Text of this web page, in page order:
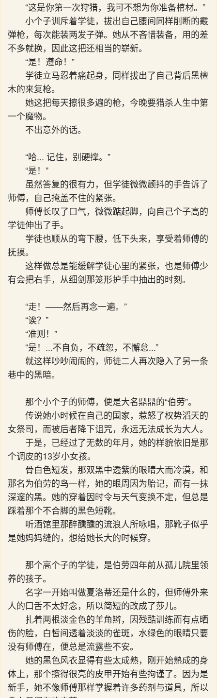
“这是你第一次狩猎，我可不想为你准备棺材。”
小个子训斥着学徒，拔出自己腰间同样削断的霰
弹枪，每次能装两发子弹。她从不吝惜装备，用的差
不多就换，因此这把还相当的崭新。
“是！遵命！”
学徒立马忍着痛起身，同样拔出了自己背后黑檀
木的来复枪。
她这把每天擦很多遍的枪，今晚要猎杀人生中第
一个魔物。
不出意外的话。
“哈... 记住，别硬撑。”
“是！”
虽然答复的很有力，但学徒微微颤抖的手告诉了
师傅，自己掩盖不住的紧张。
师傅长叹了口气，微微踮起脚，向自己个子高的
学徒伸出了手。
学徒也顺从的弯下腰，低下头来，享受着师傅的
抚摸。
这样做总是能缓解学徒心里的紧张，也是师傅少
有会把右手，从细剑那笼形护手中抽出的时刻。
“走！——然后再念一遍。”
“诶？”
“准则！”
“是！...不自负，不疏忽，不懈怠...”
就这样吵吵闹闹的，师徒二人再次隐入了另一条
巷中的黑暗。
那个小个子的师傅，便是大名鼎鼎的“伯劳”。
传说她小时候在自己的国家，惹怒了权势滔天的
女祭司，而被后者降下诅咒，永远无法成长为大人。
于是，已经过了无数的年月，她的样貌依旧是那
个调皮的13岁小女孩。
骨白色短发，那双黑中透紫的眼睛大而冷漠，和
那名为伯劳的鸟一样，她的眼周因为胎记，而有一抹
深邃的黑。她的穿着因时令与天气变换不定，但总是
踩着那个不合脚的黑色短靴。
听酒馆里那醉醺醺的流浪人所咏唱，那靴子似乎
是她妈妈缝的，想给她长大的时候穿。
那个高个子的学徒，是伯劳四年前从孤儿院里领
养的孩子。
名字一开始叫做夏洛蒂还是什么的，但师傅外来
人的口舌不太好念，所以简短的改成了莎儿。
扎着两根淡金色的羊角辫，因残酷训练而有点晒
伤的脸，白皙间透着淡淡的雀斑，水绿色的眼睛只要
没有师傅在，便总是流露些不安。
她的黑色风衣显得有些太成熟，刚开始熟成的身
体上，那个擦得很亮的皮甲开始有些拘谨了。因为是
新手，她不像师傅那样掌握着许多药剂与道具，所以